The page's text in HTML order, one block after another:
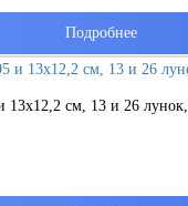
Подробнее
13х12,2 см, 13 и 26